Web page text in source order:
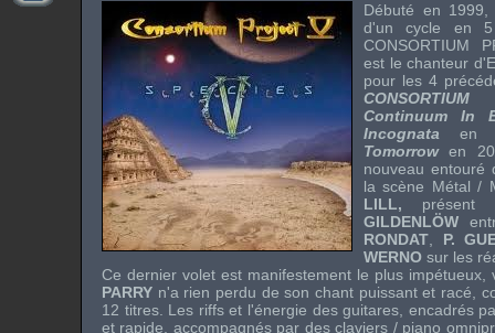
Débuté en
d'un cycle en
CONSORTIUM
est le chanteur d'
pour les 4
CONSORTIUM
Continuum In
Incognata en
Tomorrowen
nouveau entouré
la scène Métal/
LILL, présent
GILDENLÖW
RONDAT
P.
WERNO sur les
Ce dernier volet est manifestement le plus
PARRY n'a rien perdu de son chant puissant et racé,
12 titres. Les riffset l'énergie des guitares, encadrés
et rapide, accompagnés par des claviers / piano